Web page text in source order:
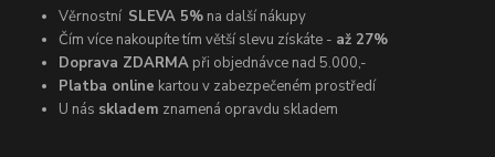
Věrnostní SLEVA 5% na další nákupy
Čím více nakoupíte tím větší slevu získáte - až 27%
Doprava ZDARMA při objednávce nad 5.000,-
Platba online kartou v zabezpečeném prostředí
U nás skladem znamená opravdu skladem